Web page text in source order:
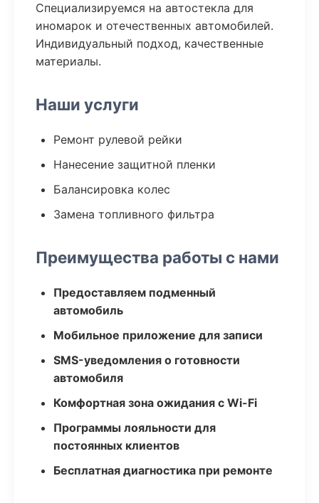
Специализируемся на автостекла для
иномарок и отечественных автомобилей.
Индивидуальный подход, качественные
материалы.
Наши услуги
Ремонт рулевой рейки
Нанесение защитной пленки
Балансировка колес
Замена топливного фильтра
Преимущества работы с нами
Предоставляем подменный
автомобиль
Мобильное приложение для записи
SMS-уведомления о готовности
автомобиля
Комфортная зона ожидания с Wi-Fi
Программы лояльности для
постоянных клиентов
Бесплатная диагностика при ремонте